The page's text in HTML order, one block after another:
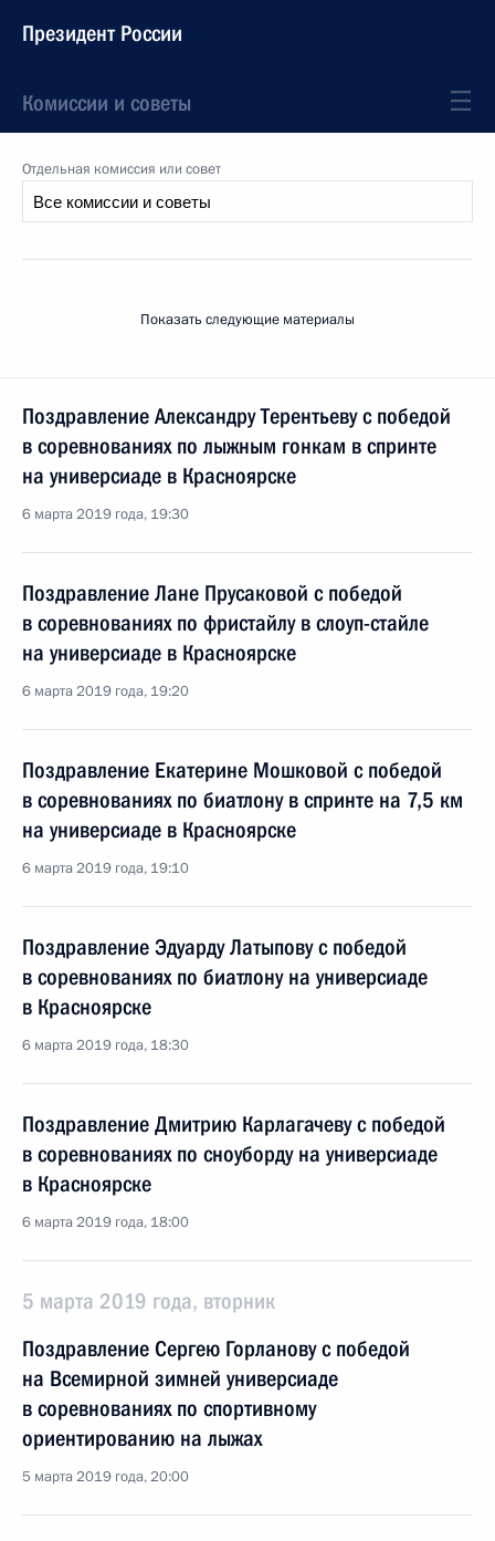
Президент России
Комиссии и советы
Отдельная комиссия или совет
Показать следующие материалы
Поздравление Александру Терентьеву с победой
в соревнованиях по лыжным гонкам в спринте
на универсиаде в Красноярске
6 марта 2019 года, 19:30
Поздравление Лане Прусаковой с победой
в соревнованиях по фристайлу в слоуп-стайле
на универсиаде в Красноярске
6 марта 2019 года, 19:20
Поздравление Екатерине Мошковой с победой
в соревнованиях по биатлону в спринте на 7,5 км
на универсиаде в Красноярске
6 марта 2019 года, 19:10
Поздравление Эдуарду Латыпову с победой
в соревнованиях по биатлону на универсиаде
в Красноярске
6 марта 2019 года, 18:30
Поздравление Дмитрию Карлагачеву с победой
в соревнованиях по сноуборду на универсиаде
в Красноярске
6 марта 2019 года, 18:00
5 марта 2019 года, вторник
Поздравление Сергею Горланову с победой
на Всемирной зимней универсиаде
в соревнованиях по спортивному
ориентированию на лыжах
5 марта 2019 года, 20:00